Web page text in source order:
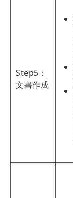
Step5：
文書作成